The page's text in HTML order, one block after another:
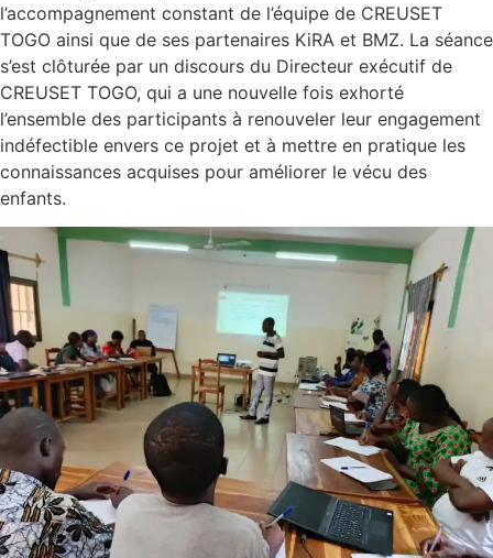
l’accompagnement constant de l’équipe de CREUSET
TOGO ainsi que de ses partenaires KiRA et BMZ. La séance
s’est clôturée par un discours du Directeur exécutif de
CREUSET TOGO, qui a une nouvelle fois exhorté
l’ensemble des participants à renouveler leur engagement
indéfectible envers ce projet et à mettre en pratique les
connaissances acquises pour améliorer le vécu des
enfants.